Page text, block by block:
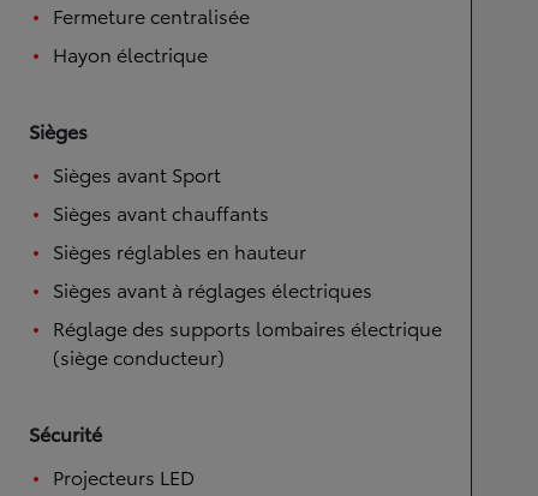
Fermeture centralisée
Hayon électrique
Sièges
Sièges avant Sport
Sièges avant chauffants
Sièges réglables en hauteur
Sièges avant à réglages électriques
Réglage des supports lombaires électrique
(siège conducteur)
Sécurité
Projecteurs LED